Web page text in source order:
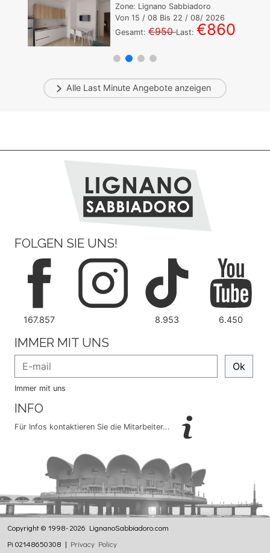
Zone: Lignano Sabbiadoro
15/ 08 Bis22/ 08/ 2026
Gesamt:€950Last:€860
Alle Last MinuteAngebote anzeigen
FOLGEN SIE UNS!
167.857 8.953 6.450
IMMER MIT UNS
Ok
Immer mit uns
INFO
Für Infos kontaktieren Sie die Mitarbeiter...
Copyright © 1998- 2026 LignanoSabbiadoro.com
Pi 02148650308 | Privacy Policy